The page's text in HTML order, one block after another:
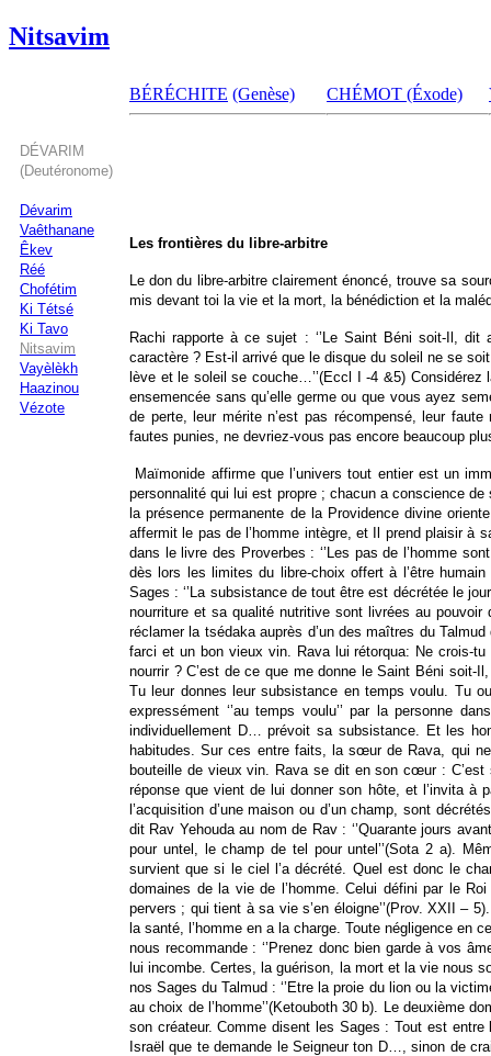
Nitsavim
BÉRÉCHITE (Genèse) CHÉMOT (Éxode)
DÉVARIM
(Deutéronome)
Dévarim
Vaêthanane
Êkev
Réé
Chofétim
Ki Tétsé
Ki Tavo
Nitsavim
Vayèlèkh
Haazinou
Vézote
Les frontières du libre-arbitre
Le don du libre-arbitre clairement énoncé, trouve sa
mis devant toi la vie et la mort, la bénédiction et la
Rachi rapporte à ce sujet : ‘’Le Saint Béni soit-Il,
caractère ? Est-il arrivé que le disque du soleil ne se soit
lève et le soleil se couche…’’(Eccl I -4 &5)
ensemencée sans qu’elle germe ou que vous ayez
de perte, leur mérite n’est pas récompensé, leur
fautes punies, ne devriez-vous pas encore beaucoup
Maïmonide affirme que l’univers tout entier est un
personnalité qui lui est propre ; chacun a conscience
la présence permanente de la Providence divine
affermit le pas de l’homme intègre, et Il prend plaisir à
dans le livre des Proverbes : ‘’Les pas de l’homme
dès lors les limites du libre-choix offert à l’être
Sages : ‘’La subsistance de tout être est décrétée le
nourriture et sa qualité nutritive sont livrées au pouvoir
réclamer la tsédaka auprès d’un des maîtres du
farci et un bon vieux vin. Rava lui rétorqua: Ne crois-
nourrir ? C’est de ce que me donne le Saint Béni soit-
Tu leur donnes leur subsistance en temps voulu. Tu
expressément ‘’au temps voulu’’ par la personne
individuellement D… prévoit sa subsistance. Et les
habitudes. Sur ces entre faits, la sœur de Rava, qui
bouteille de vieux vin. Rava se dit en son cœur : C’est
réponse que vient de lui donner son hôte, et l’invita à
l’acquisition d’une maison ou d’un champ, sont
dit Rav Yehouda au nom de Rav : ‘’Quarante jours
pour untel, le champ de tel pour untel’’(Sota 2 a).
survient que si le ciel l’a décrété. Quel est donc le
domaines de la vie de l’homme. Celui défini par le
pervers ; qui tient à sa vie s’en éloigne’’(Prov. XXII –
la santé, l’homme en a la charge. Toute négligence en
nous recommande : ‘’Prenez donc bien garde à vos
lui incombe. Certes, la guérison, la mort et la vie nous
nos Sages du Talmud : ‘’Etre la proie du lion ou la
au choix de l’homme’’(Ketouboth 30 b). Le deuxième
son créateur. Comme disent les Sages : Tout est
Israël que te demande le Seigneur ton D…, sinon de